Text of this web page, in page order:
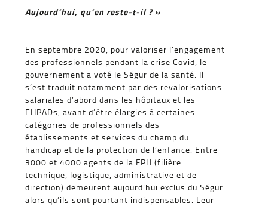
Aujourd’hui, qu’en reste-t-il ? »
En septembre 2020, pour valoriser l’engagement
des professionnels pendant la crise Covid, le
gouvernement a voté le Ségur de la santé. Il
s’est traduit notamment par des revalorisations
salariales d’abord dans les hôpitaux et les
EHPADs, avant d’être élargies à certaines
catégories de professionnels des
établissements et services du champ du
handicap et de la protection de l’enfance. Entre
3000 et 4000 agents de la FPH (filière
technique, logistique, administrative et de
direction) demeurent aujourd’hui exclus du Ségur
alors qu’ils sont pourtant indispensables. Leur